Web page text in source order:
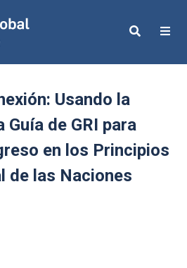
Search
Usando la
Guía de GRI para
en los Principios
de las Naciones